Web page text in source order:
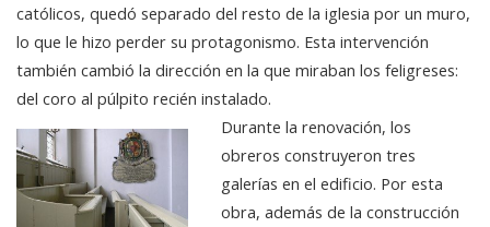
católicos, quedó separado del resto de la iglesia por un muro,
lo que le hizo perder su protagonismo. Esta intervención
también cambió la dirección en la que miraban los feligreses:
del coro al púlpito recién instalado.
Durante la renovación, los
obreros construyeron tres
galerías en el edificio. Por esta
obra, además de la construcción